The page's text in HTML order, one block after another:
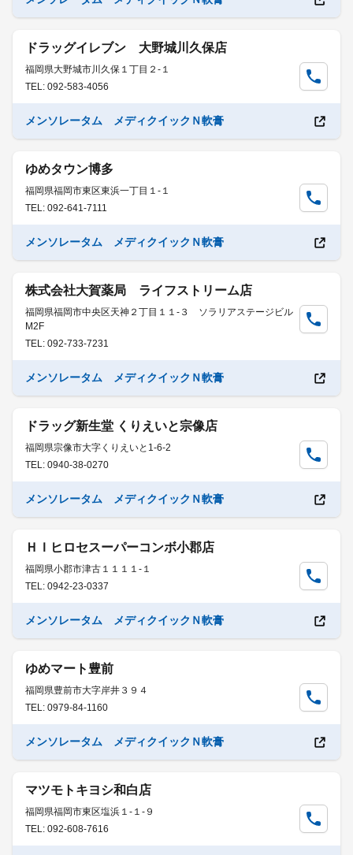
ドラッグイレブン 大野城川久保店
福岡県大野城市川久保１丁目２-１
TEL: 092-583-4056
メンソレータム メディクイックＮ軟膏
ゆめタウン博多
福岡県福岡市東区東浜一丁目１-１
TEL: 092-641-7111
メンソレータム メディクイックＮ軟膏
株式会社大賀薬局 ライフストリーム店
福岡県福岡市中央区天神２丁目１１-３ ソラリアステージビル
M2F
TEL: 092-733-7231
メンソレータム メディクイックＮ軟膏
ドラッグ新生堂 くりえいと宗像店
福岡県宗像市大字くりえいと1-6-2
TEL: 0940-38-0270
メンソレータム メディクイックＮ軟膏
ＨＩヒロセスーパーコンボ小郡店
福岡県小郡市津古１１１１-１
TEL: 0942-23-0337
メンソレータム メディクイックＮ軟膏
ゆめマート豊前
福岡県豊前市大字岸井３９４
TEL: 0979-84-1160
メンソレータム メディクイックＮ軟膏
マツモトキヨシ和白店
福岡県福岡市東区塩浜１-１-９
TEL: 092-608-7616